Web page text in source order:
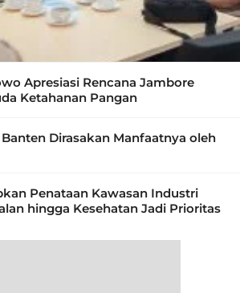
Apresiasi Rencana Jambore
Ketahanan Pangan
Dirasakan Manfaatnya oleh
Penataan Kawasan Industri
hingga Kesehatan Jadi Prioritas